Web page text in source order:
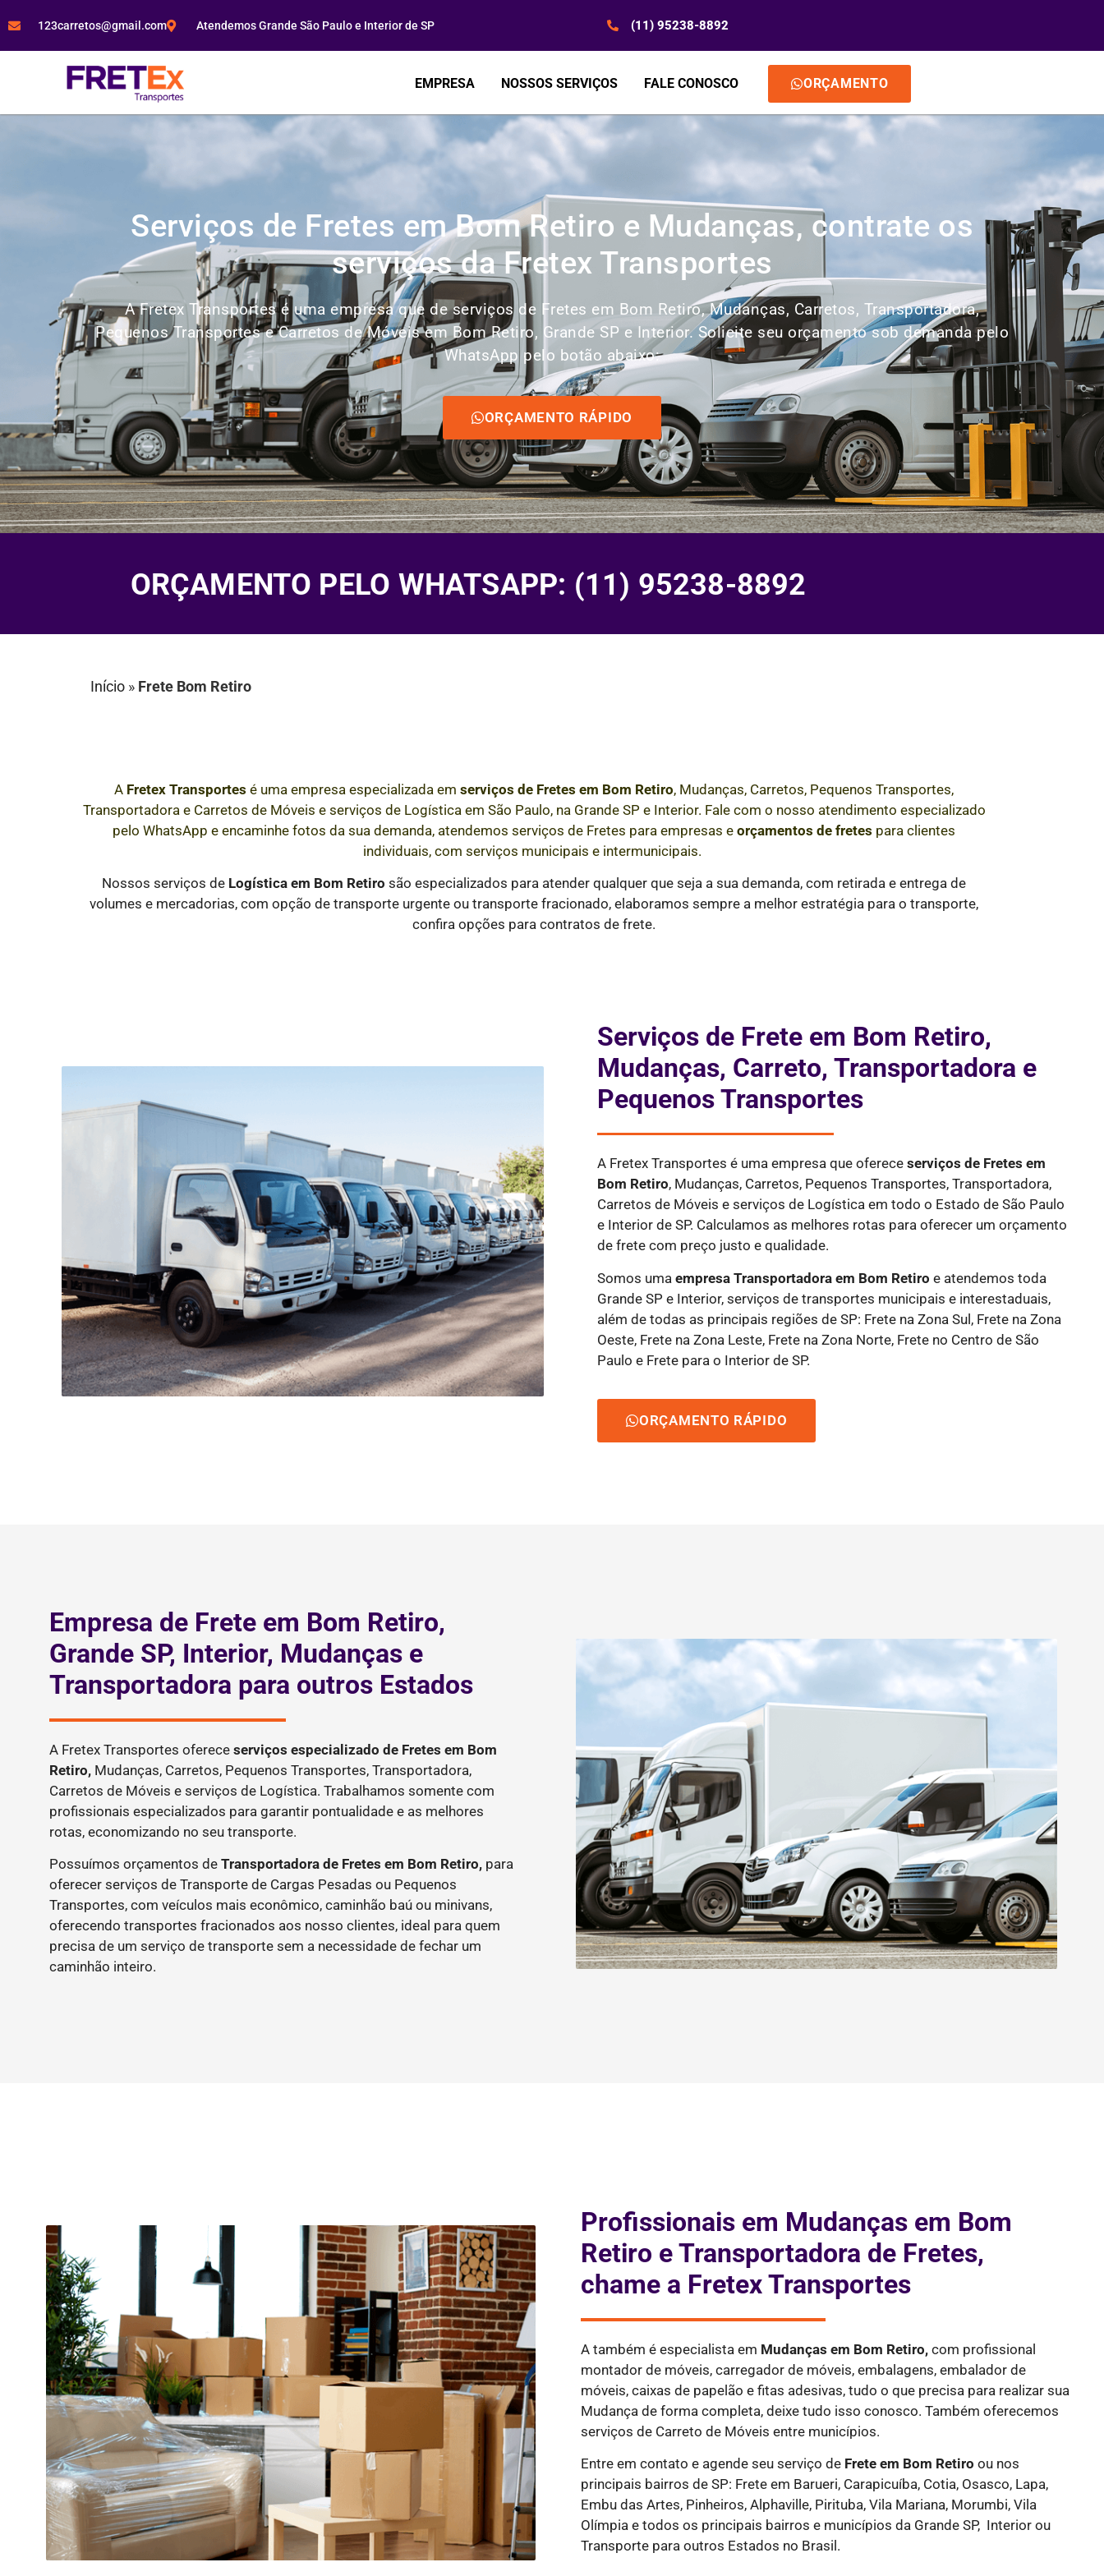
123carretos@gmail.com Atendemos Grande São Paulo e Interior de SP (11) 95238-8892
EMPRESA NOSSOS SERVIÇOS FALE CONOSCO ORÇAMENTO
Serviços de Fretes em Bom Retiro e Mudanças, contrate os
serviços da Fretex Transportes
A Fretex Transportes é uma empresa que de serviços de Fretes em Bom Retiro, Mudanças, Carretos, Transportadora,
Pequenos Transportes e Carretos de Móveis em Bom Retiro, Grande SP e Interior. Solicite seu orçamento sob demanda pelo
WhatsApp pelo botão abaixo:
ORÇAMENTO RÁPIDO
ORÇAMENTO PELO WHATSAPP: (11) 95238-8892
Início » Frete Bom Retiro
A Fretex Transportes é uma empresa especializada em serviços de Fretes em Bom Retiro, Mudanças, Carretos, Pequenos Transportes,
Transportadora e Carretos de Móveis e serviços de Logística em São Paulo, na Grande SP e Interior. Fale com o nosso atendimento especializado
pelo WhatsApp e encaminhe fotos da sua demanda, atendemos serviços de Fretes para empresas e orçamentos de fretes para clientes
individuais, com serviços municipais e intermunicipais.
Nossos serviços de Logística em Bom Retiro são especializados para atender qualquer que seja a sua demanda, com retirada e entrega de
volumes e mercadorias, com opção de transporte urgente ou transporte fracionado, elaboramos sempre a melhor estratégia para o transporte,
confira opções para contratos de frete.
Serviços de Frete em Bom Retiro,
Mudanças, Carreto, Transportadora e
Pequenos Transportes
A Fretex Transportes é uma empresa que ofereceserviços de Fretesem
Bom Retiro, Mudanças, Carretos, Pequenos Transportes, Transportadora,
Carretos de Móveis e serviços de Logística em todo o Estado de São Paulo
e Interior de SP. Calculamos as melhores rotas para oferecer um orçamento
de frete com preço justo e qualidade.
Somos umaempresa Transportadora em Bom Retiro e atendemos toda
Grande SP e Interior, serviços de transportes municipais e interestaduais,
além de todas as principais regiões de SP: Frete na Zona Sul, Frete na Zona
Oeste, Frete na Zona Leste, Frete na Zona Norte, Frete no Centro de São
Paulo e Frete para o Interior de SP.
ORÇAMENTO RÁPIDO
Empresa de Frete em Bom Retiro,
Grande SP, Interior, Mudanças e
Transportadora para outros Estados
A Fretex Transportes oferece serviços especializado de Fretes em Bom
Retiro, Mudanças, Carretos, Pequenos Transportes, Transportadora,
Carretos de Móveis e serviços de Logística. Trabalhamos somente com
profissionais especializados para garantir pontualidade e as melhores
rotas, economizando no seu transporte.
Possuímos orçamentos de Transportadora de Fretes em Bom Retiro, para
oferecer serviços de Transporte de Cargas Pesadas ou Pequenos
Transportes, com veículos mais econômico, caminhão baú ou minivans,
oferecendo transportes fracionados aos nosso clientes, ideal para quem
precisa de um serviço de transporte sem a necessidade de fechar um
caminhão inteiro.
Profissionais em Mudanças em Bom
Retiro e Transportadora de Fretes,
chame a Fretex Transportes
A também é especialista em Mudanças em Bom Retiro, com profissional
montador de móveis, carregador de móveis, embalagens, embalador de
móveis, caixas de papelão e fitas adesivas, tudo o que precisa para realizar sua
Mudança de forma completa, deixe tudo isso conosco. Também oferecemos
serviços de Carreto de Móveis entre municípios.
Entre em contato e agende seu serviço de Freteem Bom Retiro ou nos
principais bairros de SP: Frete em Barueri, Carapicuíba, Cotia, Osasco, Lapa,
Embu das Artes, Pinheiros, Alphaville, Pirituba, Vila Mariana, Morumbi, Vila
Olímpia e todos os principais bairros e municípios da Grande SP, Interior ou
Transporte para outros Estados no Brasil.